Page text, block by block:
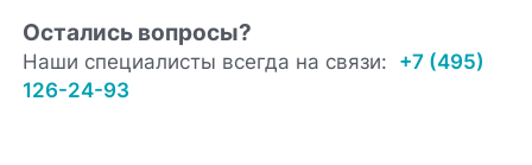
Остались вопросы?
Наши специалисты всегда на связи: +7 (495)
126-24-93